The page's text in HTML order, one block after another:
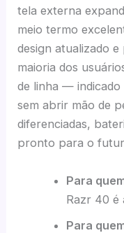
tela externa
meio termo
design atualizado
maioria dos
de linha —
sem abrir mão de
diferenciadas,
pronto para o
Para
Razr 40 é
Para